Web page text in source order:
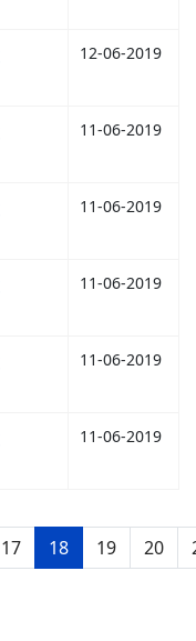
12-06-2019
11-06-2019
11-06-2019
11-06-2019
11-06-2019
11-06-2019
17 18 19 20